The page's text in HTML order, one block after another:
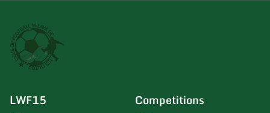
LWF15 Competitions